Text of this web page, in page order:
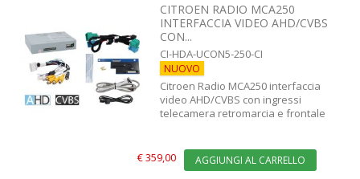
CITROEN RADIO MCA250
INTERFACCIA VIDEO AHD/CVBS
CON...
CI-HDA-UCON5-250-CI
NUOVO
Citroen Radio MCA250 interfaccia
video AHD/CVBS con ingressi
telecamera retromarcia e frontale
€ 359,00 AGGIUNGI AL CARRELLO